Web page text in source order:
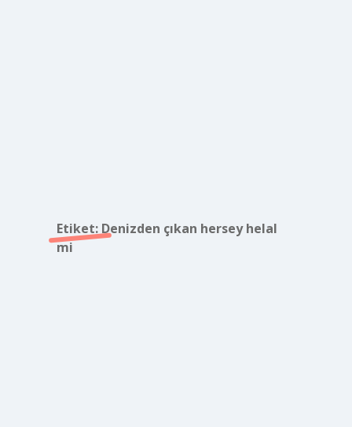
Etiket: Denizden çıkan hersey helal
mi